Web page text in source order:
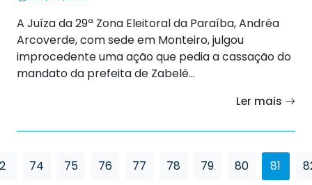
A Juíza da 29ª Zona Eleitoral da Paraíba, Andréa
Arcoverde, com sede em Monteiro, julgou
improcedente uma ação que pedia a cassação do
mandato da prefeita de Zabelê...
Ler mais
2 74 75 76 77 78 79 80 81